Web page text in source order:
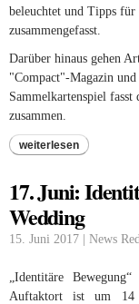
beleuchtet und Tipps für
zusammengefasst.
Darüber hinaus gehen
"Compact"-Magazin
Sammelkartenspiel
zusammen.
weiterlesen
17. Juni:
Wedding
15. Juni 2017 | News
„Identitäre
Auftaktort ist um 14